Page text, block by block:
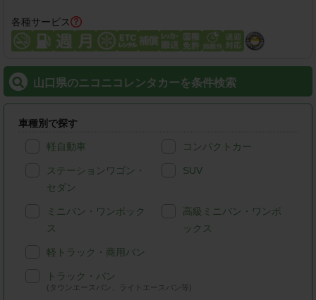
各種サービス
山口県のニコニコレンタカーを条件検索
車種別で探す
軽自動車 コンパクトカー
ステーションワゴン・
セダン
SUV
ミニバン・ワンボック
ス
高級ミニバン・ワンボ
ックス
軽トラック・商用バン
トラック・バン
(タウンエースバン、ライトエースバン等)